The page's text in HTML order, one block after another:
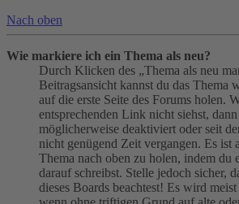
Nach oben
Wie markiere ich ein Thema als neu?
Durch Klicken des „Thema als neu
Beitragsansicht kannst du das Thema
auf die erste Seite des Forums holen.
entsprechenden Link nicht siehst,
möglicherweise deaktiviert oder seit
nicht genügend Zeit vergangen. Es ist
Thema nach oben zu holen, indem du
darauf schreibst. Stelle jedoch sicher,
dieses Boards beachtest! Es wird